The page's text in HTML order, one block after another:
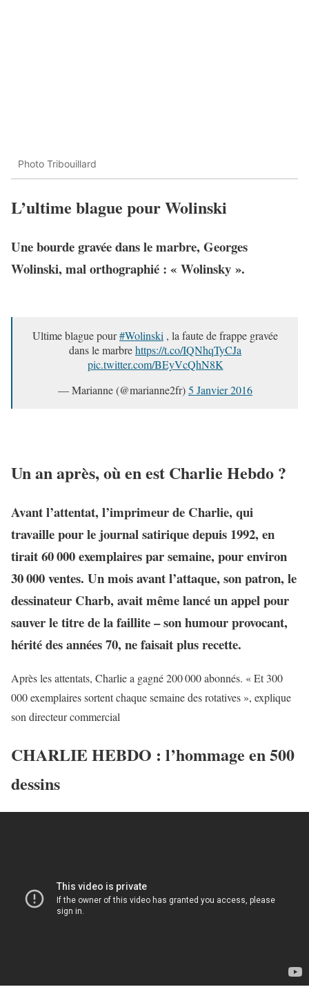
Photo Tribouillard
L’ultime blague pour Wolinski
Une bourde gravée dans le marbre, Georges
Wolinski, mal orthographié : « Wolinsky ».
Ultime blague pour#Wolinski , la faute de frappe gravée
dans le marbrehttps://t.co/IQNhqTyCJa
pic.twitter.com/BEyVcQhN8K
— Marianne (@marianne2fr)5 Janvier 2016
Un an après, où en est Charlie Hebdo ?
Avant l’attentat, l’imprimeur de Charlie, qui
travaille pour le journal satirique depuis 1992, en
tirait 60 000 exemplaires par semaine, pour environ
30 000 ventes. Un mois avant l’attaque, son patron, le
dessinateur Charb, avait même lancé un appel pour
sauver le titre de la faillite – son humour provocant,
hérité des années 70, ne faisait plus recette.
Après les attentats, Charlie a gagné 200 000 abonnés. « Et 300
000 exemplaires sortent chaque semaine des rotatives », explique
son directeur commercial
CHARLIE HEBDO : l’hommage en 500
dessins